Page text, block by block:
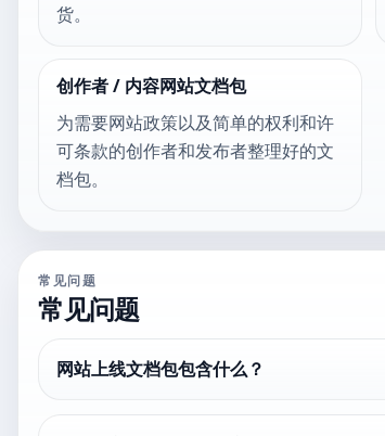
货。
创作者 / 内容网站文档包
为需要网站政策以及简单的权利和许
可条款的创作者和发布者整理好的文
档包。
常见问题
常见问题
网站上线文档包包含什么？